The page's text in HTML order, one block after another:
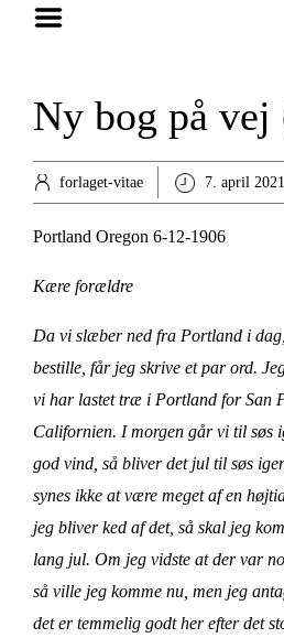
Ny bog på vej
forlaget-vitae 7. april 2021
Portland Oregon 6-12-1906
Kære forældre
Da vi slæber ned fra Portland i
bestille, får jeg skrive et par ord.
vi har lastet træ i Portland for San
Californien. I morgen går vi til søs
god vind, så bliver det jul til søs
synes ikke at være meget af en
jeg bliver ked af det, så skal jeg
lang jul. Om jeg vidste at der var
så ville jeg komme nu, men jeg
det er temmelig godt her efter det
Hjem
Bøger
Anmeldelser
Artikler
Kontakt